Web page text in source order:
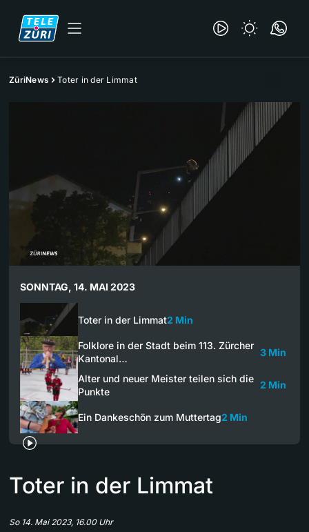
ZüriNews Toter in der Limmat
SONNTAG, 14. MAI 2023
Toter in der Limmat2 Min
Folklore in der Stadt beim 113. Zürcher
Kantonal…
3 Min
Alter und neuer Meister teilen sich die
Punkte
2 Min
Ein Dankeschön zum Muttertag2 Min
Toter in der Limmat
So 14. Mai 2023, 16.00 Uhr